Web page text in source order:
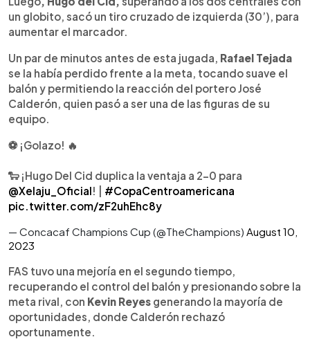
un globito, sacó un tiro cruzado de izquierda (30’), para
aumentar el marcador.
Un par de minutos antes de esta jugada, Rafael Tejada
se la había perdido frente a la meta, tocando suave el
balón y permitiendo la reacción del portero José
Calderón, quien pasó a ser una de las figuras de su
equipo.
⚽ ¡Golazo! 🔥
🐑 ¡Hugo Del Cid duplica la ventaja a 2-0 para
@Xelaju_Oficial! | #CopaCentroamericana
pic.twitter.com/zF2uhEhc8y
— Concacaf Champions Cup (@TheChampions) August 10,
2023
FAS tuvo una mejoría en el segundo tiempo,
recuperando el control del balón y presionando sobre la
meta rival, con Kevin Reyes generando la mayoría de
oportunidades, donde Calderón rechazó
oportunamente.